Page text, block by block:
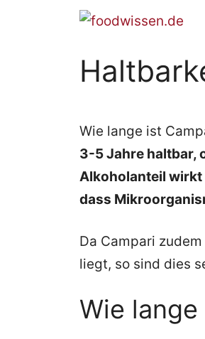
Wie lange ist
3-5 Jahre haltbar,
Alkoholanteil
dass
Da Campari
liegt, so sind dies
Wie